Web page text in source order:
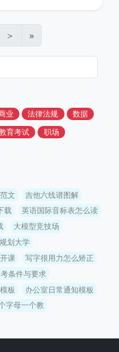
＞ »
业 法律法规
数据
育考试
职场
文
吉他六线谱图解
载
英语国际音标表怎么读
大模型竞技场
划大学
课
写字很用力怎么矫正
条件与要求
板
办公室日常通知模板
字母一个教